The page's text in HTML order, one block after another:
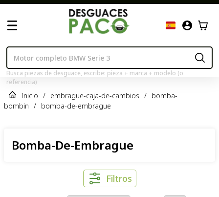
Busca piezas de desguace, escribe: pieza + marca + modelo (o
referencia)
Inicio / embrague-caja-de-cambios / bomba-
bombin / bomba-de-embrague
Bomba-De-Embrague
Filtros